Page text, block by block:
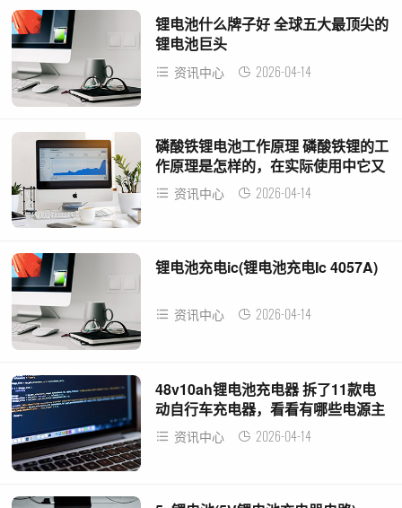
锂电池什么牌子好 全球五大最顶尖的
锂电池巨头
资讯中心 2026-04-14
磷酸铁锂电池工作原理 磷酸铁锂的工
作原理是怎样的，在实际使用中它又
有着什么样的优势
资讯中心 2026-04-14
锂电池充电ic(锂电池充电Ic 4057A)
资讯中心 2026-04-14
48v10ah锂电池充电器 拆了11款电
动自行车充电器，看看有哪些电源主
控芯片
资讯中心 2026-04-14